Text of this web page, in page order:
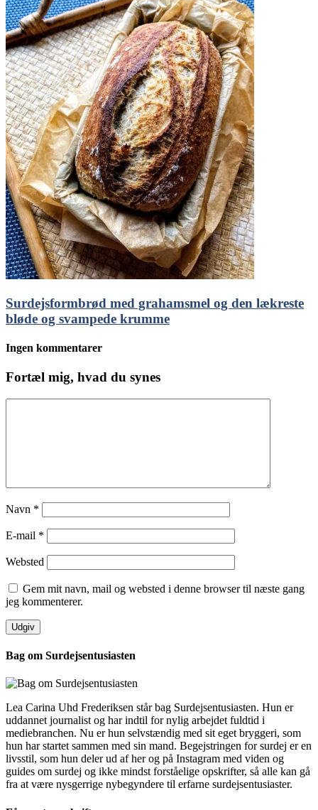
Surdejsformbrød med grahamsmel og den lækreste
bløde og svampede krumme
Ingen kommentarer
Fortæl mig, hvad du synes
Navn *
E-mail *
Websted
Gem mit navn, mail og websted i denne browser til næste gang
jeg kommenterer.
Bag om Surdejsentusiasten
Lea Carina Uhd Frederiksen står bag Surdejsentusiasten. Hun er
uddannet journalist og har indtil for nylig arbejdet fuldtid i
mediebranchen. Nu er hun selvstændig med sit eget bryggeri, som
hun har startet sammen med sin mand. Begejstringen for surdej er en
livsstil, som hun deler ud af her og på Instagram med viden og
guides om surdej og ikke mindst forståelige opskrifter, så alle kan gå
fra at være nysgerrige nybegyndere til erfarne surdejsentusiaster.